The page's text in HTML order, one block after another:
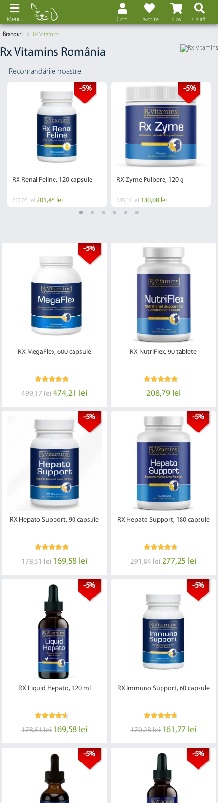
Coș
Favorite
Cont Caută
Meniu
Branduri Rx Vitamins
Rx Vitamins România
Recomandările noastre
-5%
RX Renal Feline, 120 capsule
212,05 lei 201,45 lei
-5%
RX Zyme Pulbere, 120 g
189,56 lei 180,08 lei
-5%
RX MegaFlex, 600 capsule
499,17 lei 474,21 lei
RX NutriFlex, 90 tablete
208,79 lei
-5%
RX Hepato Support, 90 capsule
178,51 lei 169,58 lei
-5%
RX Hepato Support, 180 capsule
291,84 lei 277,25 lei
-5%
RX Liquid Hepato, 120 ml
178,51 lei 169,58 lei
-5%
RX Immuno Support, 60 capsule
170,28 lei 161,77 lei
-5% -5%